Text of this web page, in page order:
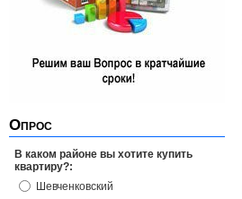
Опрос
В каком районе вы хотите купить
квартиру?:
Шевченковский